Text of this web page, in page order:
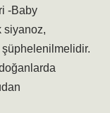
-Baby
siyanoz,